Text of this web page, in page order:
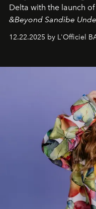
Delta with the launch
&Beyond Sandibe
Under Canvas
.
&Beyond Chobe Under
iconic wild places, a
of adventure, intimacy,
is not a
and breathed — an
wilderness merge so
12.22.2025 by L'Officiel